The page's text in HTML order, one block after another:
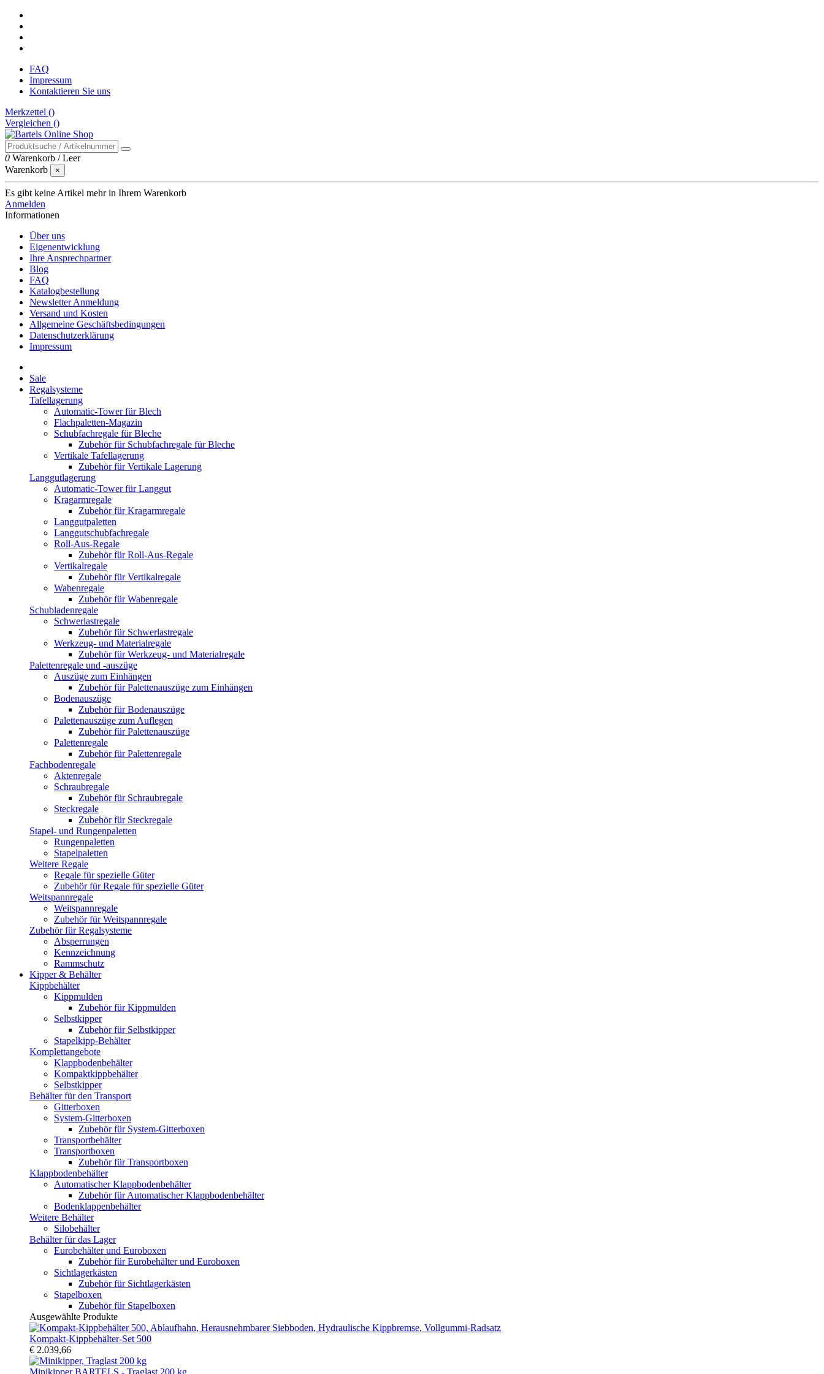
FAQ
Impressum
Kontaktieren Sie uns
Merkzettel ()
Vergleichen ()
0 Warenkorb /Leer
Warenkorb
×
Es gibt keine Artikel mehr in Ihrem Warenkorb
Anmelden
Informationen
Über uns
Eigenentwicklung
Ihre Ansprechpartner
Blog
FAQ
Katalogbestellung
Newsletter Anmeldung
Versand und Kosten
Allgemeine Geschäftsbedingungen
Datenschutzerklärung
Impressum
Sale
Regalsysteme
Tafellagerung
Automatic-Tower für Blech
Flachpaletten-Magazin
Schubfachregale für Bleche
Zubehör für Schubfachregale für Bleche
Vertikale Tafellagerung
Zubehör für Vertikale Lagerung
Langgutlagerung
Automatic-Tower für Langgut
Kragarmregale
Zubehör für Kragarmregale
Langgutpaletten
Langgutschubfachregale
Roll-Aus-Regale
Zubehör für Roll-Aus-Regale
Vertikalregale
Zubehör für Vertikalregale
Wabenregale
Zubehör für Wabenregale
Schubladenregale
Schwerlastregale
Zubehör für Schwerlastregale
Werkzeug- und Materialregale
Zubehör für Werkzeug- und Materialregale
Palettenregale und -auszüge
Auszüge zum Einhängen
Zubehör für Palettenauszüge zum Einhängen
Bodenauszüge
Zubehör für Bodenauszüge
Palettenauszüge zum Auflegen
Zubehör für Palettenauszüge
Palettenregale
Zubehör für Palettenregale
Fachbodenregale
Aktenregale
Schraubregale
Zubehör für Schraubregale
Steckregale
Zubehör für Steckregale
Stapel- und Rungenpaletten
Rungenpaletten
Stapelpaletten
Weitere Regale
Regale für spezielle Güter
Zubehör für Regale für spezielle Güter
Weitspannregale
Weitspannregale
Zubehör für Weitspannregale
Zubehör für Regalsysteme
Absperrungen
Kennzeichnung
Rammschutz
Kipper & Behälter
Kippbehälter
Kippmulden
Zubehör für Kippmulden
Selbstkipper
Zubehör für Selbstkipper
Stapelkipp-Behälter
Komplettangebote
Klappbodenbehälter
Kompaktkippbehälter
Selbstkipper
Behälter für den Transport
Gitterboxen
System-Gitterboxen
Zubehör für System-Gitterboxen
Transportbehälter
Transportboxen
Zubehör für Transportboxen
Klappbodenbehälter
Automatischer Klappbodenbehälter
Zubehör für Automatischer Klappbodenbehälter
Bodenklappenbehälter
Weitere Behälter
Silobehälter
Behälter für das Lager
Eurobehälter und Euroboxen
Zubehör für Eurobehälter und Euroboxen
Sichtlagerkästen
Zubehör für Sichtlagerkästen
Stapelboxen
Zubehör für Stapelboxen
Ausgewählte Produkte
Kompakt-Kippbehälter-Set 500
€ 2.039,66
Minikipper BARTELS - Traglast 200 kg